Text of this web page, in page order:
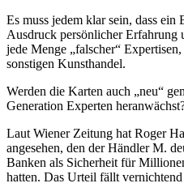
Es muss jedem klar sein, dass
Ausdruck persönlicher Erfahrung
jede Menge „falscher“
sonstigen Kunsthandel.
Werden die Karten auch „neu“
Generation Experten
Laut Wiener Zeitung hat Roger
angesehen, den der Händler M.
Banken als Sicherheit für
hatten. Das Urteil fällt vernichtend